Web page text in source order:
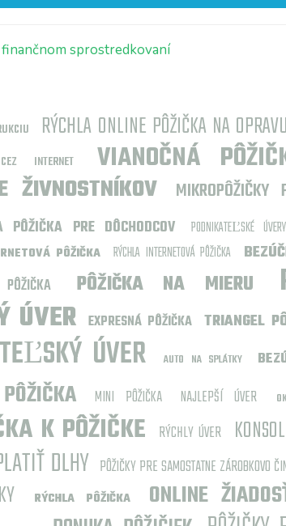
sprostredkovaní
RÝCHLA ONLINE PÔŽIČKA NA
INTERNET VIANOČNÁ
ŽIVNOSTNÍKOV
PÔŽIČKA PRE DÔCHODCOV
PODNIKATEĽSKÉ ÚVERY
PÔŽIČKA
RÝCHLA INTERNETOVÁ PÔŽIČKA
PÔŽIČKA NA MIERU
ÚVER EXPRESNÁ PÔŽIČKA TRIANGEL
ÚVER AUTO NA SPLÁTKY
MINI PÔŽIČKA NAJLEPŠÍ ÚVER
K PÔŽIČKE RÝCHLY ÚVER
DLHY PÔŽIČKY PRE SAMOSTATNE ZÁROBKOVO
RÝCHLA PÔŽIČKA ONLINE